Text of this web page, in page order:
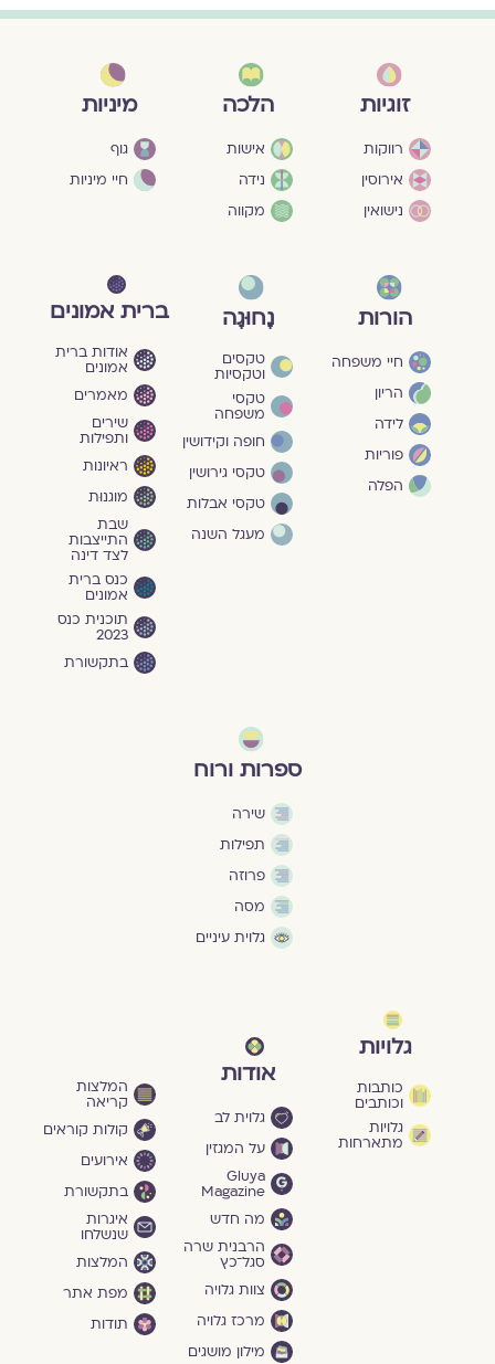
זוגיות
רווקות
אירוסין
נישואין
הלכה
אישות
נידה
מקווה
מיניות
גוף
חיי מיניות
הורות
חיי משפחה
הריון
לידה
פוריות
הפלה
נָחוּגָה
טקסים
וטקסיות
טקסי
משפחה
חופה וקידושין
טקסי גירושין
טקסי אבלות
מעגל השנה
ברית אמונים
אודות ברית
אמונים
מאמרים
שירים
ותפילות
ראיונות
מוגנוּת
שבת
התייצבות
לצד דינה
כנס ברית
אמונים
תוכנית כנס
2023
בתקשורת
ספרות ורוח
שירה
תפילות
פרוזה
מסה
גלוית עיניים
גלויות
כותבות
וכותבים
גלויות
מתארחות
אודות
גלוית לב
על המגזין
Gluya
Magazine
מה חדש
הרבנית שרה
סגל־כץ
צוות גלויה
מרכז גלויה
מילון מושגים
המלצות
קריאה
קולות קוראים
אירועים
בתקשורת
איגרות
שנשלחו
המלצות
מפת אתר
תודות